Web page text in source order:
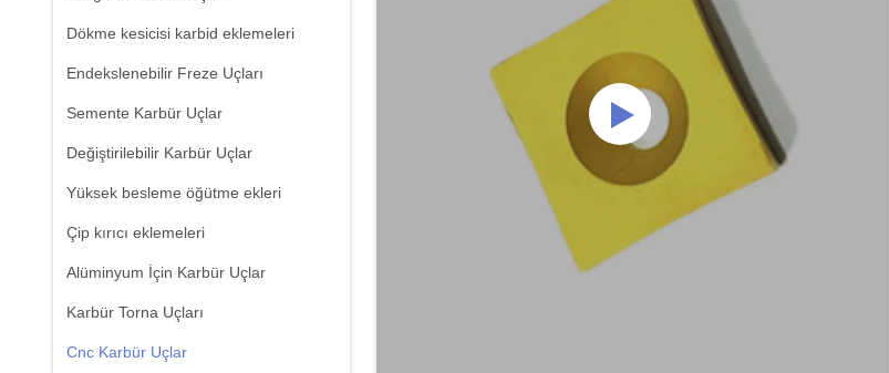
Dökme kesicisi karbid eklemeleri
Endekslenebilir Freze Uçları
Semente Karbür Uçlar
Değiştirilebilir Karbür Uçlar
Yüksek besleme öğütme ekleri
Çip kırıcı eklemeleri
Alüminyum İçin Karbür Uçlar
Karbür Torna Uçları
Cnc Karbür Uçlar